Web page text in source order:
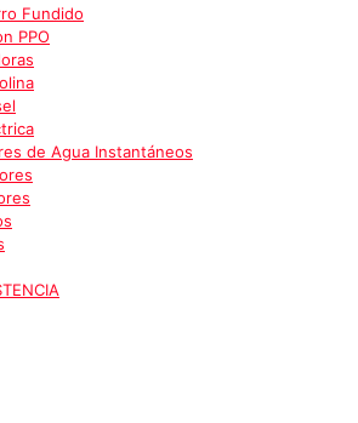
Fundido
PPO
de Agua Instantáneos